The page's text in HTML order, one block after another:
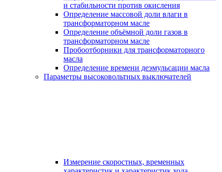
и стабильности против окисления
Определение массовой доли влаги в
трансформаторном масле
Определение объёмной доли газов в
трансформаторном масле
Пробоотборники для трансформаторного
масла
Определение времени деэмульсации масла
Параметры высоковольтных выключателей
Измерение скоростных, временных